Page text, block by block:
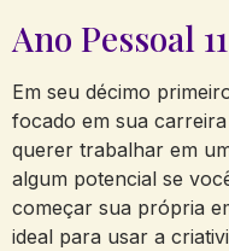
Ano Pessoal 11
Em seu décimo
focado em sua
querer trabalhar em
algum potencial se
começar sua própria
ideal para usar a